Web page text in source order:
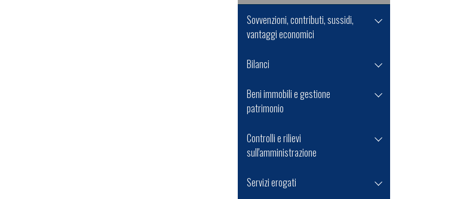
Sovvenzioni, contributi, sussidi,
vantaggi economici
Bilanci
Beni immobili e gestione
patrimonio
Controlli e rilievi
sull'amministrazione
Servizi erogati